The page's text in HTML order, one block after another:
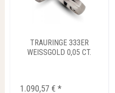
TRAURINGE 333ER
WEISSGOLD 0,05 CT.
1.090,57 € *